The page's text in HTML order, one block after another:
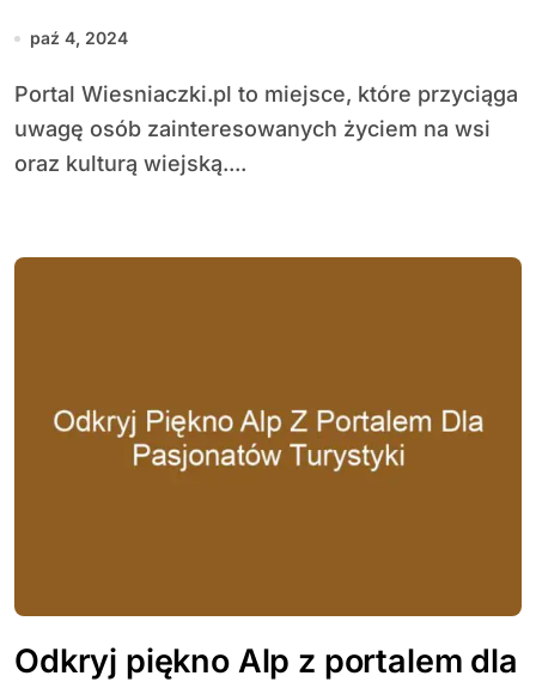
lokalnych tradycji
paź 4, 2024
Portal Wiesniaczki.pl to miejsce, które przyciąga
uwagę osób zainteresowanych życiem na wsi
oraz kulturą wiejską....
Odkryj piękno Alp z portalem dla